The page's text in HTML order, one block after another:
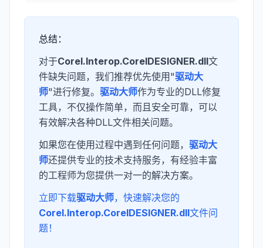
总结：
对于Corel.Interop.CorelDESIGNER.dll文
件缺失问题，我们推荐优先使用"驱动大
师"进行修复。 驱动大师作为专业的DLL修复
工具，不仅操作简单，而且安全可靠，可以
有效解决各种DLL文件相关问题。
如果您在使用过程中遇到任何问题， 驱动大
师还提供专业的技术支持服务，有经验丰富
的工程师为您提供一对一的解决方案。
立即下载驱动大师，快速解决您的
Corel.Interop.CorelDESIGNER.dll文件问
题！